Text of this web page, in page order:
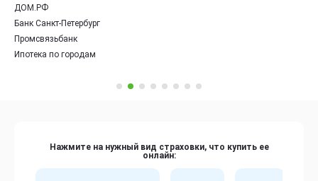
ДОМ.РФ
Банк Санкт-Петербург
Промсвязьбанк
Ипотека по городам
Нажмите на нужный вид страховки, что купить ее
онлайн: